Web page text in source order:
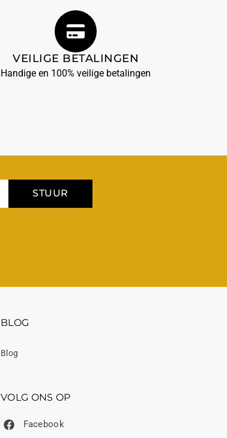
VEILIGE BETALINGEN
Handige en 100% veilige betalingen
STUUR
BLOG
Blog
VOLG ONS OP
Facebook